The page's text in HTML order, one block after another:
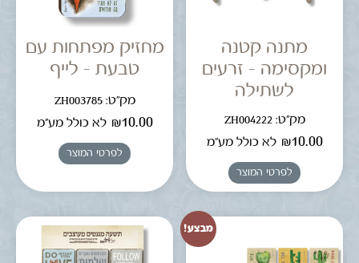
מתנה קטנה
ומקסימה – זרעים
לשתילה
מק"ט: ZH004222
₪10.00 לא כולל מע"מ
לפרטי המוצר
מחזיק מפתחות עם
טבעת – לייף
מק"ט: ZH003785
₪10.00 לא כולל מע"מ
לפרטי המוצר
מבצע!